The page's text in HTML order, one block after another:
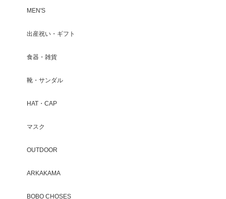
MEN'S
出産祝い・ギフト
食器・雑貨
靴・サンダル
HAT・CAP
マスク
OUTDOOR
ARKAKAMA
BOBO CHOSES